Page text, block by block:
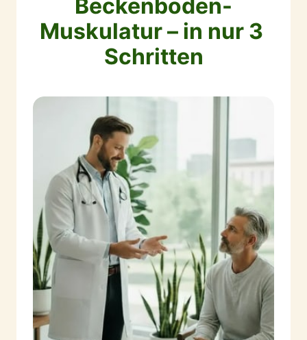
Beckenboden-
Muskulatur – in nur 3
Schritten